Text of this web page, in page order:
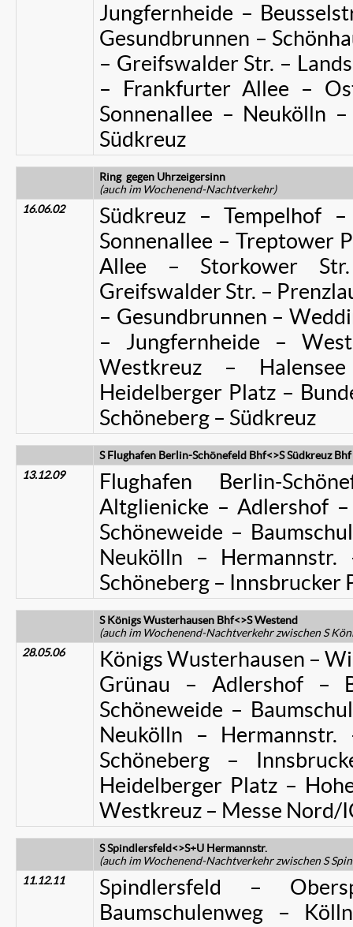
Jungfernheide –
Gesundbrunnen –
– Greifswalder Str. –
– Frankfurter Allee –
Sonnenallee – Neukölln
Südkreuz
Ring gegen Uhrzeigersinn
(auch im Wochenend-Nachtverkehr)
16.06.02
Südkreuz – Tempelhof
Sonnenallee – Treptower
Allee – Storkower
Greifswalder Str. –
– Gesundbrunnen –
– Jungfernheide –
Westkreuz –
Heidelberger Platz –
Schöneberg – Südkreuz
S Flughafen Berlin-Schönefeld Bhf<>S Südkreuz
13.12.09
Flughafen Berlin-
Altglienicke – Adlershof
Schöneweide –
Neukölln –
Schöneberg – Innsbrucker
S Königs Wusterhausen Bhf<>S Westend
(auch im Wochenend-Nachtverkehr zwischen S
28.05.06
Königs Wusterhausen –
Grünau – Adlershof –
Schöneweide –
Neukölln –
Schöneberg –
Heidelberger Platz –
Westkreuz – Messe Nord/
S Spindlersfeld<>S+U Hermannstr.
(auch im Wochenend-Nachtverkehr zwischen S
11.12.11
Spindlersfeld –
Baumschulenweg –